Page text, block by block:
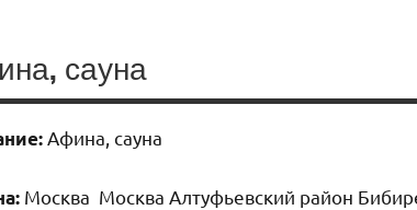
сауна
Афина, сауна
Москва Москва Алтуфьевский район